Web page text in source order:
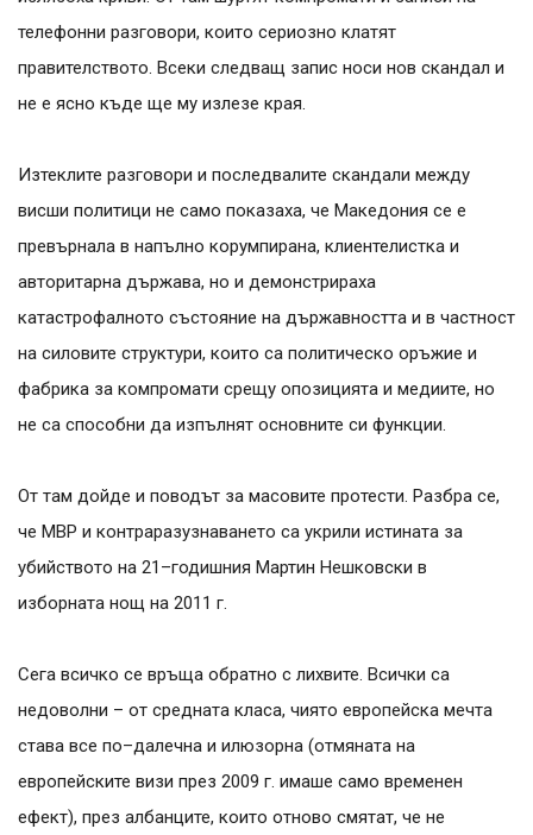
телефонни разговори, които сериозно клатят
правителството. Всеки следващ запис носи нов скандал и
не е ясно къде ще му излезе края.
Изтеклите разговори и последвалите скандали между
висши политици не само показаха, че Македония се е
превърнала в напълно корумпирана, клиентелистка и
авторитарна държава, но и демонстрираха
катастрофалното състояние на държавността и в частност
на силовите структури, които са политическо оръжие и
фабрика за компромати срещу опозицията и медиите, но
не са способни да изпълнят основните си функции.
От там дойде и поводът за масовите протести. Разбра се,
че МВР и контраразузнаването са укрили истината за
убийството на 21–годишния Мартин Нешковски в
изборната нощ на 2011 г.
Сега всичко се връща обратно с лихвите. Всички са
недоволни – от средната класа, чиято европейска мечта
става все по–далечна и илюзорна (отмяната на
европейските визи през 2009 г. имаше само временен
ефект), през албанците, които отново смятат, че не